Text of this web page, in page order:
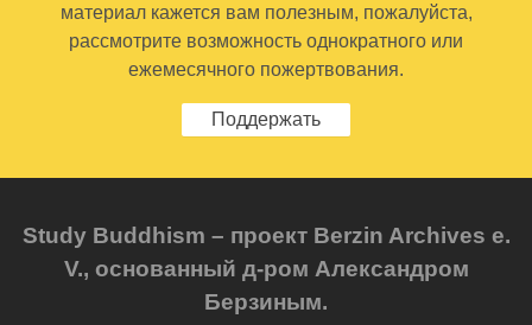
материал кажется вам полезным, пожалуйста,
рассмотрите возможность однократного или
ежемесячного пожертвования.
Поддержать
Study Buddhism – проект Berzin Archives e.
V., основанный д-ром Александром
Берзиным.